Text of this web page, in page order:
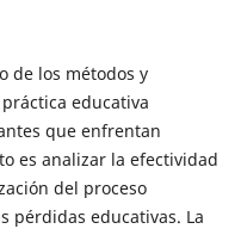
de los métodos y
educativa
que enfrentan
es analizar la efectividad
del proceso
pérdidas educativas. La